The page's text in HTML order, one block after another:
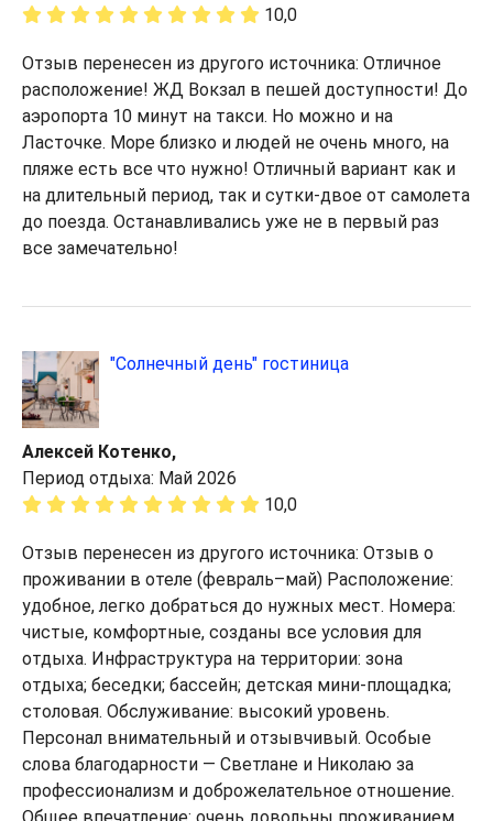
10,0
Отзыв перенесен из другого источника: Отличное
расположение! ЖД Вокзал в пешей доступности! До
аэропорта 10 минут на такси. Но можно и на
Ласточке. Море близко и людей не очень много, на
пляже есть все что нужно! Отличный вариант как и
на длительный период, так и сутки-двое от самолета
до поезда. Останавливались уже не в первый раз
все замечательно!
"Солнечный день" гостиница
Алексей Котенко,
Период отдыха: Май 2026
10,0
Отзыв перенесен из другого источника: Отзыв о
проживании в отеле (февраль–май) Расположение:
удобное, легко добраться до нужных мест. Номера:
чистые, комфортные, созданы все условия для
отдыха. Инфраструктура на территории: зона
отдыха; беседки; бассейн; детская мини‑площадка;
столовая. Обслуживание: высокий уровень.
Персонал внимательный и отзывчивый. Особые
слова благодарности — Светлане и Николаю за
профессионализм и доброжелательное отношение.